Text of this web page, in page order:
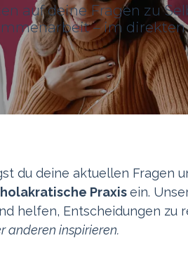
auf deine Fragen zu
– im
du deine aktuellen Fragen
Praxisein.
helfen, Entscheidungen zu
anderen inspirieren.